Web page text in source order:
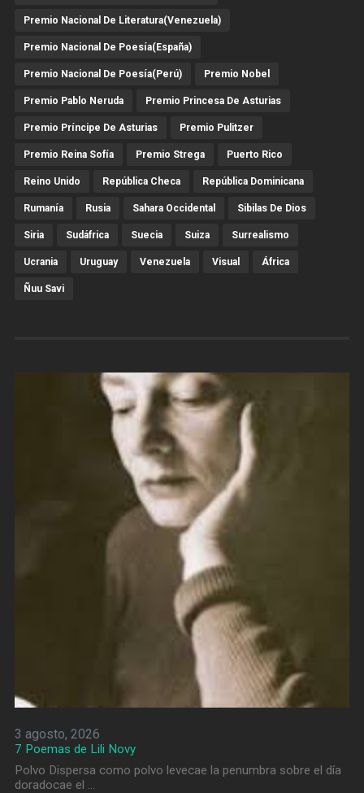
Premio Nacional De Literatura(Venezuela)
Premio Nacional De Poesía(España)
Premio Nacional De Poesía(Perú) Premio Nobel
Premio Pablo Neruda Premio Princesa De Asturias
Premio Príncipe De Asturias Premio Pulitzer
Premio Reina Sofía Premio Strega Puerto Rico
Reino Unido República Checa República Dominicana
Rumanía Rusia Sahara Occidental Sibilas De Dios
Siria Sudáfrica Suecia Suiza Surrealismo
Ucrania Uruguay Venezuela Visual África
Ñuu Savi
3 agosto, 2026
7 Poemas de Lili Novy
Polvo Dispersa como polvo levecae la penumbra sobre el día
doradocae el …